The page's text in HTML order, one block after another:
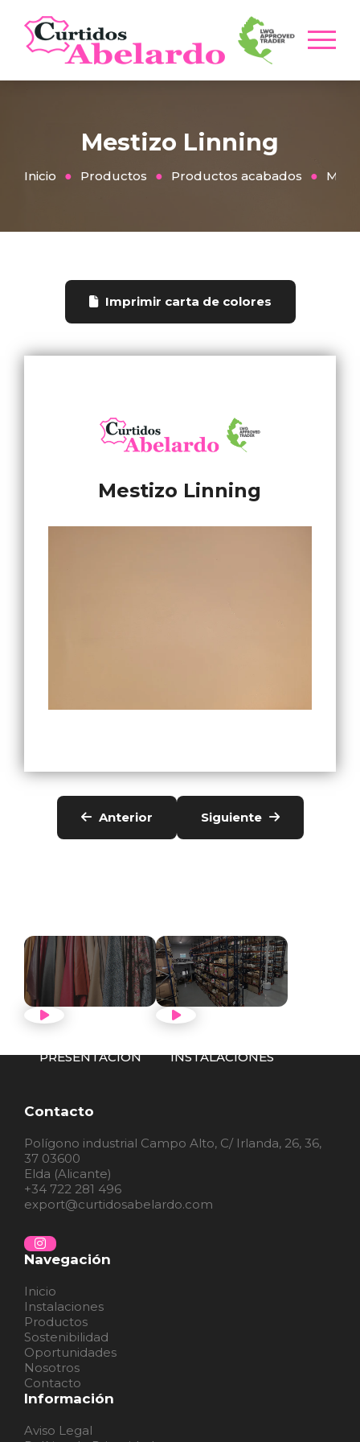
Mestizo Linning
Inicio Productos Productos acabados
Imprimir carta de colores
Mestizo Linning
Anterior Siguiente
PRESENTACIÓN
INSTALACIONES
Contacto
Polígono industrial Campo Alto, C/ Irlanda, 26, 36,
37 03600
Elda (Alicante)
+34 722 281 496
export@curtidosabelardo.com
Navegación
Inicio
Instalaciones
Productos
Sostenibilidad
Oportunidades
Nosotros
Contacto
Información
Aviso Legal